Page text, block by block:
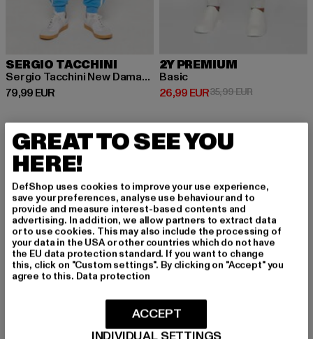
SERGIO TACCHINI
Sergio Tacchini New Damarindo Jogginghosen
79,99 EUR
Derzeitiger Preis: 79,99 EUR
2Y PREMIUM
Basic
26,99 EUR
Derzeitiger Preis: 26,99 EUR
35,99 EURAktionspreis:
-12%
GREAT TO SEE YOU
HERE!
DefShop uses cookies to improve your use experience,
save your preferences, analyse use behaviour and to
provide and measure interest-based contents and
advertising. In addition, we allow partners to extract data
or to use cookies. This may also include the processing of
your data in the USA or other countries which do not have
the EU data protection standard. If you want to change
this, click on "Custom settings". By clicking on "Accept" you
agree to this. Data protection
ACCEPT